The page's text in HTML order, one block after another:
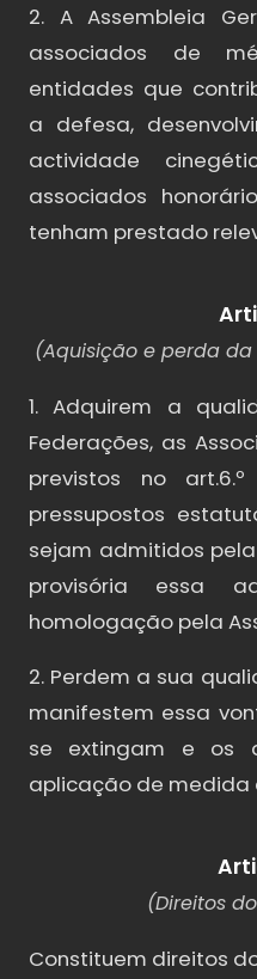
2. A Assembleia
associados de
entidades que
a defesa,
actividade
associados
tenham prestado
(Aquisição e perda
1. Adquirem a
Federações, as
previstos no
pressupostos
sejam admitidos
provisória essa
homologação pela
2. Perdem a sua
manifestem essa
se extingam e os
aplicação de medida
(Direitos
Constituem direitos